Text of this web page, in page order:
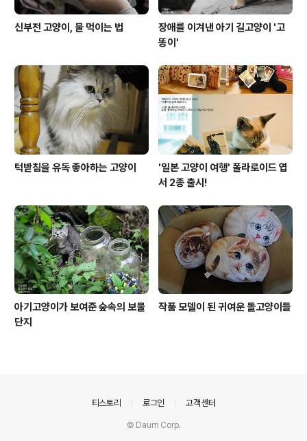
신부전 고양이, 물 먹이는 법
장애를 이겨낸 아기 길고양이 '고
똥이'
턱받침을 유독 좋아하는 고양이
'일본 고양이 여행' 폴라로이드 엽
서 2종 출시!
아기고양이가 보여준 숲속의 보물
단지
작품 모델이 된 귀여운 돌고양이들
티스토리 로그인 고객센터
© Daum Corp.